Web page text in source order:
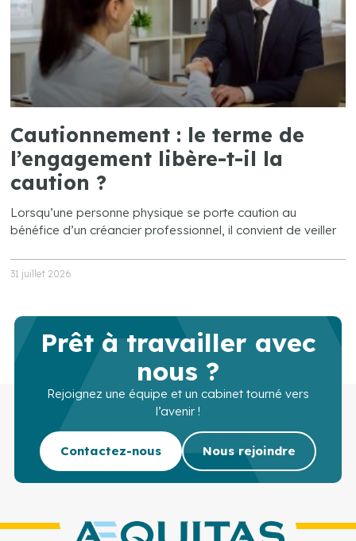
Cautionnement : le terme de
l’engagement libère-t-il la
caution ?
Lorsqu’une personne physique se porte caution au
bénéfice d’un créancier professionnel, il convient de veiller
31 juillet 2026
Prêt à travailler avec
nous ?
Rejoignez une équipe et un cabinet tourné vers
l’avenir !
Contactez-nous Nous rejoindre